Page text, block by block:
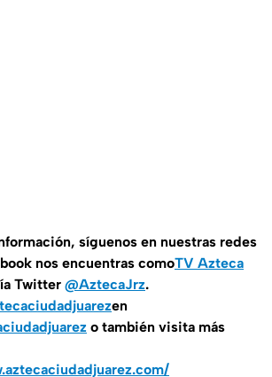
síguenos en nuestras redes
nos encuentras comoTV Azteca
Twitter @AztecaJrz.
en
o también visita más